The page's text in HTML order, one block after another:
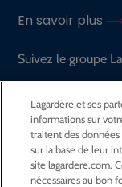
En savoir plus
Suivez le groupe
GROUPE
ACTIVITÉS
Lagardère et ses
informations sur
traitent des
sur la base de leur
site lagardere.com.
nécessaires au bon